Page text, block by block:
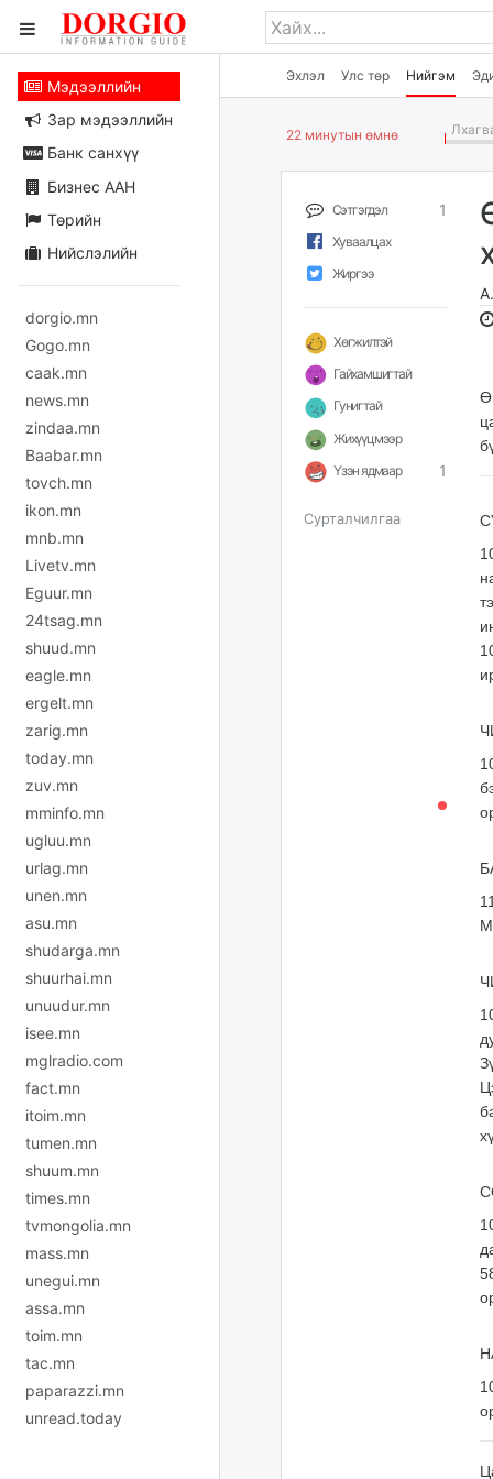
Эхлэл Улс төр Нийгэм
Мэдээллийн
Зар мэдээллийн
Банк санхүү
Бизнес ААН
Төрийн
Нийслэлийн
dorgio.mn
Gogo.mn
caak.mn
news.mn
zindaa.mn
Baabar.mn
tovch.mn
ikon.mn
mnb.mn
Livetv.mn
Eguur.mn
24tsag.mn
shuud.mn
eagle.mn
ergelt.mn
zarig.mn
today.mn
zuv.mn
mminfo.mn
ugluu.mn
urlag.mn
unen.mn
asu.mn
shudarga.mn
shuurhai.mn
unuudur.mn
isee.mn
mglradio.com
fact.mn
itoim.mn
tumen.mn
shuum.mn
times.mn
tvmongolia.mn
mass.mn
unegui.mn
assa.mn
toim.mn
tac.mn
paparazzi.mn
unread.today
22 минутын өмнө
Сэтгэгдэл 1
Хуваалцах
Жиргээ
Хөгжилтэй
Гайхамшигтай
Гунигтай
Жихүүцмээр
Үзэн ядмаар
1
Сурталчилгаа